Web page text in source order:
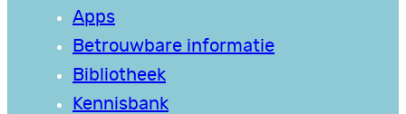
Apps
Betrouwbare informatie
Bibliotheek
Kennisbank